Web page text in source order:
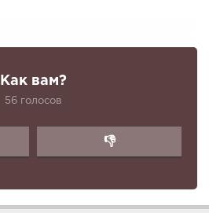
Как вам?
56 голосов
👎